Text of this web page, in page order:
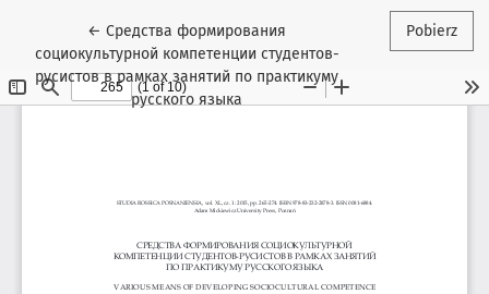
←Wróć do szczegółów artykułu
Средства формирования
социокультурной компетенции студентов-
русистов в рамках занятий по практикуму
русского языка
Pobierz